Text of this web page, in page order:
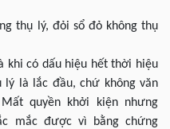
thụ lý, đỏi sổ đỏ không thụ
khi có dấu hiệu hết thời hiệu
lý là lắc đầu, chứ không văn
quyền khởi kiện nhưng
mắc được vì bằng chứng